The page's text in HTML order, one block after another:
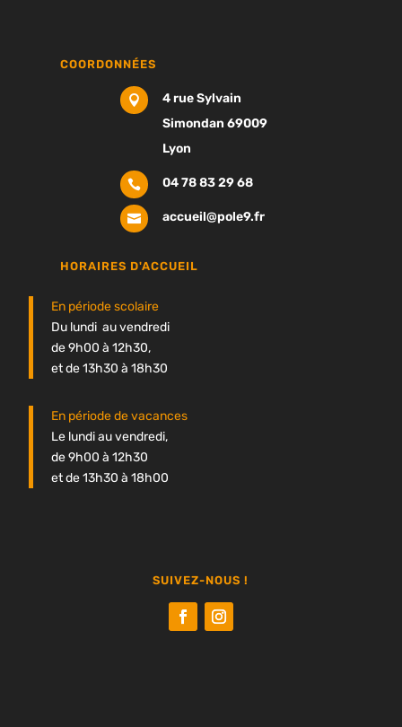
COORDONNÉES

4 rue Sylvain
Simondan 69009
Lyon
 04 78 83 29 68
 accueil@pole9.fr
HORAIRES D'ACCUEIL
En période scolaire
Du lundi au vendredi
de 9h00 à 12h30,
et de 13h30 à 18h30
En période de vacances
Le lundi au vendredi,
de 9h00 à 12h30
et de 13h30 à 18h00
SUIVEZ-NOUS !